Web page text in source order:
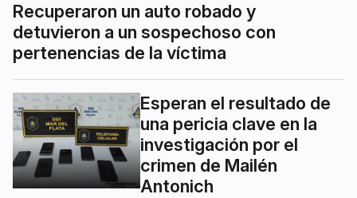
Recuperaron un auto robado y
detuvieron a un sospechoso con
pertenencias de la víctima
Esperan el resultado de
una pericia clave en la
investigación por el
crimen de Mailén
Antonich